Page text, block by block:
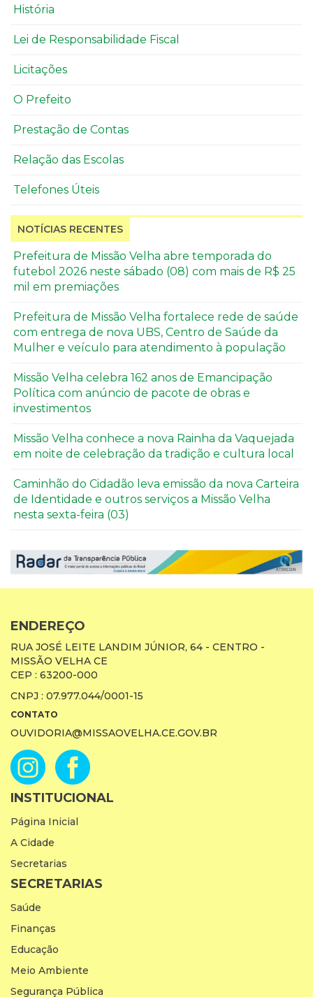
História
Lei de Responsabilidade Fiscal
Licitações
O Prefeito
Prestação de Contas
Relação das Escolas
Telefones Úteis
NOTÍCIAS RECENTES
Prefeitura de Missão Velha abre temporada do
futebol 2026 neste sábado (08) com mais de R$ 25
mil em premiações
Prefeitura de Missão Velha fortalece rede de saúde
com entrega de nova UBS, Centro de Saúde da
Mulher e veículo para atendimento à população
Missão Velha celebra 162 anos de Emancipação
Política com anúncio de pacote de obras e
investimentos
Missão Velha conhece a nova Rainha da Vaquejada
em noite de celebração da tradição e cultura local
Caminhão do Cidadão leva emissão da nova Carteira
de Identidade e outros serviços a Missão Velha
nesta sexta-feira (03)
ENDEREÇO
RUA JOSÉ LEITE LANDIM JÚNIOR, 64 - CENTRO -
MISSÃO VELHA CE
CEP : 63200-000
CNPJ : 07.977.044/0001-15
CONTATO
OUVIDORIA@MISSAOVELHA.CE.GOV.BR
INSTITUCIONAL
Página Inicial
A Cidade
Secretarias
SECRETARIAS
Saúde
Finanças
Educação
Meio Ambiente
Segurança Pública